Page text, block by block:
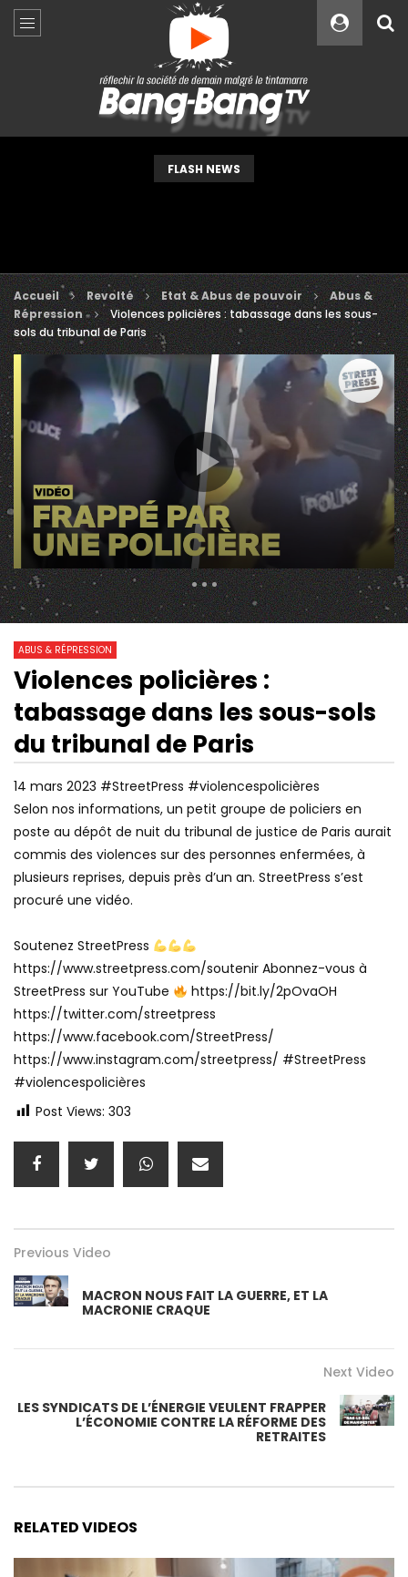
FLASH NEWS
Accueil Revolté Etat & Abus de pouvoir
Abus &
Répression
Violences policières : tabassage dans les sous-
sols du tribunal de Paris
303 Views
598 0
Watch Later
01:59:12
PROCÈS DE 9 CRS ACCUSÉS
D’AVOIR MATRAQUÉ DES GILETS
JAUNES DANS UN BURGER KING EN
2018
À LA TÉLÉVISION,
ABUS & RÉPRESSION
Violences policières :
tabassage dans les sous-sols
du tribunal de Paris
14 mars 2023 #StreetPress #violencespolicières
Selon nos informations, un petit groupe de policiers en
poste au dépôt de nuit du tribunal de justice de Paris aurait
commis des violences sur des personnes enfermées, à
plusieurs reprises, depuis près d’un an. StreetPress s’est
procuré une vidéo.
Soutenez StreetPress
https://www.streetpress.com/soutenir Abonnez-vous à
StreetPress sur YouTube
https://bit.ly/2pOvaOH
https://twitter.com/streetpress
https://www.facebook.com/StreetPress/
https://www.instagram.com/streetpress/ #StreetPress
#violencespolicières
Post Views: 303
Previous Video
MACRON NOUS FAIT LA GUERRE, ET LA
MACRONIE CRAQUE
Next Video
LES SYNDICATS DE L’ÉNERGIE VEULENT FRAPPER
L’ÉCONOMIE CONTRE LA RÉFORME DES
RETRAITES
RELATED VIDEOS
Custom Amount
VEUILLEZ PATIENTER...